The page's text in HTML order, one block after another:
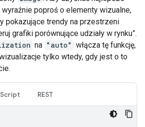
poproś o elementy wizualne,
pokazujące trendy na przestrzeni
grafiki porównujące udziały w rynku”.
na "auto" włącza tę funkcję,
tylko wtedy, gdy jest o to
REST